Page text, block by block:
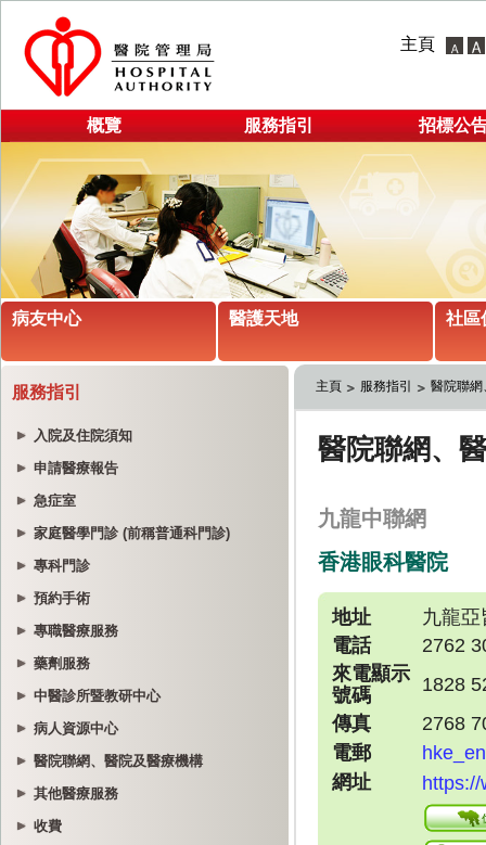
主頁
概覽 服務指引 招標公
病友中心 醫護天地 社區
服務指引
入院及住院須知
申請醫療報告
急症室
家庭醫學門診 (前稱普通科門診)
專科門診
預約手術
專職醫療服務
藥劑服務
中醫診所暨教研中心
病人資源中心
醫院聯網、醫院及醫療機構
其他醫療服務
收費
主頁 服務指引 醫院聯網